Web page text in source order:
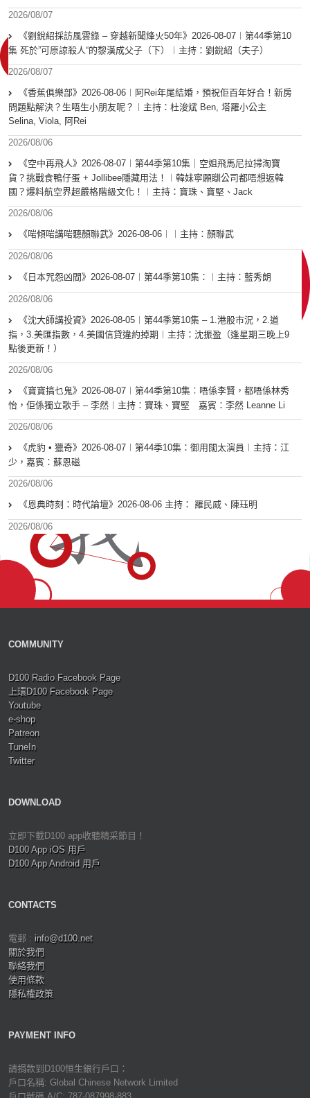
2026/08/07
《劉銳紹採訪風雲錄 – 穿越新聞烽火50年》2026-08-07︱第44季第10
集 死於”可原諒殺人“的黎漢成父子（下）︱主持：劉銳紹（夫子）
2026/08/07
《香蕉俱樂部》2026-08-06︱阿Rei年尾結婚，預祝佢百年好合！新房
問題點解決？生唔生小朋友呢？︱主持：杜浚斌 Ben, 塔羅小公主
Selina, Viola, 阿Rei
2026/08/06
《空中再飛人》2026-08-07︱第44季第10集｜空姐飛馬尼拉掃淘寶
貨？挑戰食鴨仔蛋 + Jollibee隱藏用法！︱韓妹寧願瞓公司都唔想返韓
國？爆料航空界超嚴格階級文化！︱主持：寶珠、寶堅、Jack
2026/08/06
《啱傾啱講啱聽顏聯武》2026-08-06︱︱主持：顏聯武
2026/08/06
《日本咒怨凶間》2026-08-07︱第44季第10集：︱主持：藍秀朗
2026/08/06
《沈大師講投資》2026-08-05︱第44季第10集 – 1.港股市況，2.道
指，3.美匯指數，4.美國信貸違約掉期︱主持：沈振盈（逢星期三晚上9
點後更新！）
2026/08/06
《寶寶搞乜鬼》2026-08-07︱第44季第10集︰唔係李賢，都唔係林秀
怡，佢係獨立歌手 – 李然︱主持：寶珠、寶堅 嘉賓：李然 Leanne Li
2026/08/06
《虎豹 • 獵奇》2026-08-07︱第44季10集：御用闊太演員︱主持：江
少，嘉賓：蘇恩磁
2026/08/06
《恩典時刻：時代論壇》2026-08-06 主持： 羅民威、陳珏明
2026/08/06
COMMUNITY
D100 Radio Facebook Page
上環D100 Facebook Page
Youtube
e-shop
Patreon
TuneIn
Twitter
DOWNLOAD
立即下載D100 app收聽精采節目！
D100 App iOS 用戶
D100 App Android 用戶
CONTACTS
電郵 : info@d100.net
關於我們
聯絡我們
使用條款
隱私權政策
PAYMENT INFO
請捐款到D100恒生銀行戶口：
戶口名稱: Global Chinese Network Limited